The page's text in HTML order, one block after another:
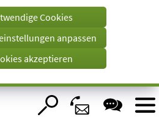
Cookies
anpassen
akzeptieren